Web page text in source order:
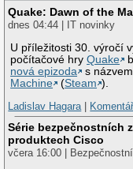
Quake: Dawn of the
dnes 04:44 | IT novinky
U příležitosti 30. výročí
počítačové hryQuake
nová epizoda
s názvem
Machine
(Steam ).
Ladislav Hagara|
Série bezpečnostních
produktech Cisco
včera 16:00 |